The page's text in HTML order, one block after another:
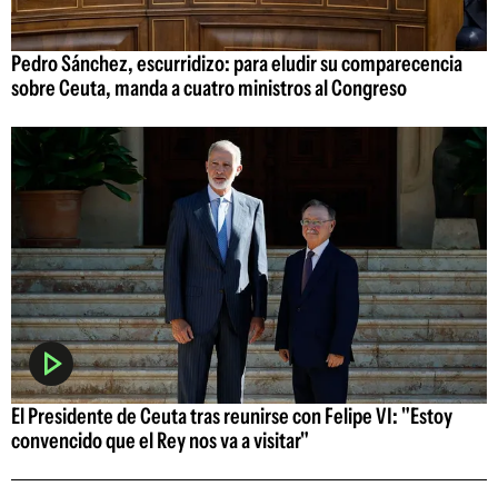
Pedro Sánchez, escurridizo: para eludir su comparecencia
sobre Ceuta, manda a cuatro ministros al Congreso
El Presidente de Ceuta tras reunirse con Felipe VI: "Estoy
convencido que el Rey nos va a visitar"